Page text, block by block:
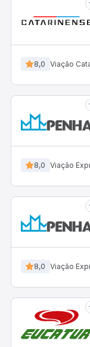
8,0 Viação
8,0 Viação
8,0 Viação